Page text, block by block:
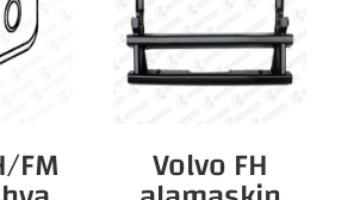
FM Volvo FH